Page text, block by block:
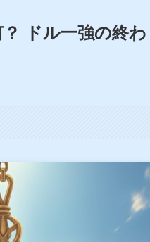
？ ドル一強の終